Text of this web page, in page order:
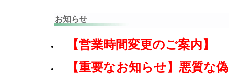
お知らせ
【営業時間変更のご案内】
【重要なお知らせ】悪質な